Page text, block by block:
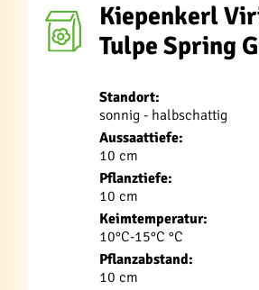
Kiepenkerl
Tulpe Spring
Standort:
sonnig - halbschattig
Aussaattiefe:
10 cm
Pflanztiefe:
10 cm
Keimtemperatur:
10°C-15°C °C
Pflanzabstand:
10 cm